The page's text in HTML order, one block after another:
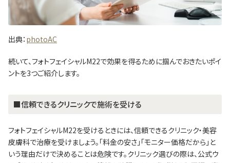
出典： photoAC
続いて、フォトフェイシャルM22で効果を得るために掴んでおきたいポイ
ントを3つご紹介します。
■信頼できるクリニックで施術を受ける
フォトフェイシャルM22を受けるときには、信頼できるクリニック・美容
皮膚科で治療を受けましょう。「料金の安さ」「モニター価格だから」と
いう理由だけで決めることは危険です。クリニック選びの際は、公式ウ